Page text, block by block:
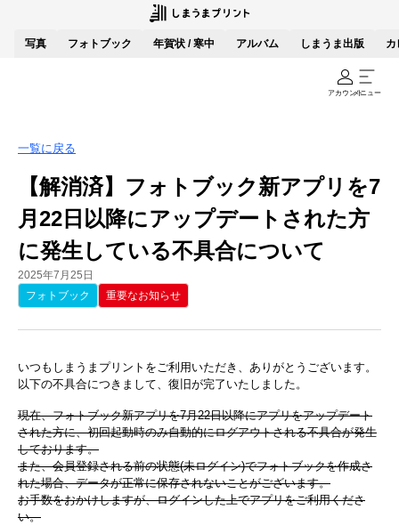
写真 フォトブック 年賀状 / 寒中 アルバム しまうま出版 カ
アカウントメニュー
一覧に戻る
【解消済】フォトブック新アプリを7
月22日以降にアップデートされた方
に発生している不具合について
2025年7月25日
フォトブック
重要なお知らせ
いつもしまうまプリントをご利用いただき、ありがとうございます。
以下の不具合につきまして、復旧が完了いたしました。
現在、フォトブック新アプリを7月22日以降にアプリをアップデート
された方に、初回起動時のみ自動的にログアウトされる不具合が発生
しております。
また、会員登録される前の状態(未ログイン)でフォトブックを作成さ
れた場合、データが正常に保存されないことがございます。
お手数をおかけしますが、ログインした上でアプリをご利用くださ
い。